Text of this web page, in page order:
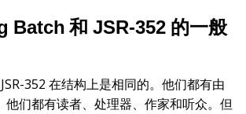
Batch 和 JSR-352 的一般
352 在结构上是相同的。他们都有由
他们都有读者、处理器、作家和听众。但